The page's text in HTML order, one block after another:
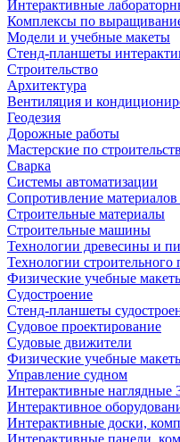
Интерактивные
Комплексы по
Модели и учебные макеты
Стенд-планшеты
Строительство
Архитектура
Вентиляция и
Геодезия
Дорожные работы
Мастерские по
Сварка
Системы автоматизации
Сопротивление
Строительные материалы
Строительные машины
Технологии древесины и
Технологии строительного
Физические учебные
Судостроение
Стенд-планшеты
Судовое проектирование
Судовые движители
Физические учебные
Управление судном
Интерактивные наглядные
Интерактивное
Интерактивные доски,
Интерактивные панели,